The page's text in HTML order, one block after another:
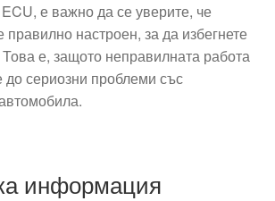
е важно да се уверите, че
настроен, за да избегнете
е, защото неправилната работа
сериозни проблеми със
информация